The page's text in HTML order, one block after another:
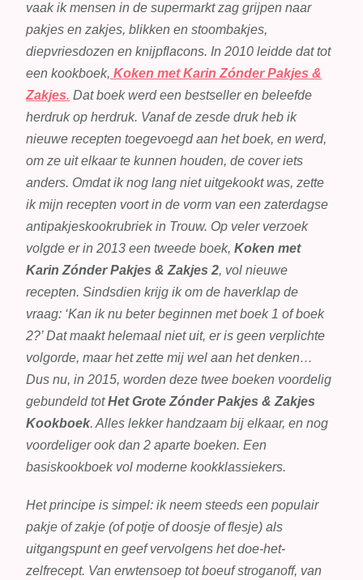
vaak ik mensen in de supermarkt zag grijpen naar
pakjes en zakjes, blikken en stoombakjes,
diepvriesdozen en knijpflacons. In 2010 leidde dat tot
een kookboek, Koken met Karin Zónder Pakjes &
Zakjes. Dat boek werd een bestseller en beleefde
herdruk op herdruk. Vanaf de zesde druk heb ik
nieuwe recepten toegevoegd aan het boek, en werd,
om ze uit elkaar te kunnen houden, de cover iets
anders. Omdat ik nog lang niet uitgekookt was, zette
ik mijn recepten voort in de vorm van een zaterdagse
antipakjeskookrubriek in Trouw. Op veler verzoek
volgde er in 2013 een tweede boek,Koken met
Karin Zónder Pakjes & Zakjes 2, vol nieuwe
recepten. Sindsdien krijg ik om de haverklap de
vraag: ‘Kan ik nu beter beginnen met boek 1 of boek
2?’ Dat maakt helemaal niet uit, er is geen verplichte
volgorde, maar het zette mij wel aan het denken…
Dus nu, in 2015, worden deze twee boeken voordelig
gebundeld totHet Grote Zónder Pakjes & Zakjes
Kookboek. Alles lekker handzaam bij elkaar, en nog
voordeliger ook dan 2 aparte boeken. Een
basiskookboek vol moderne kookklassiekers.
Het principe is simpel: ik neem steeds een populair
pakje of zakje (of potje of doosje of flesje) als
uitgangspunt en geef vervolgens het doe-het-
zelfrecept. Van erwtensoep tot boeuf stroganoff, van